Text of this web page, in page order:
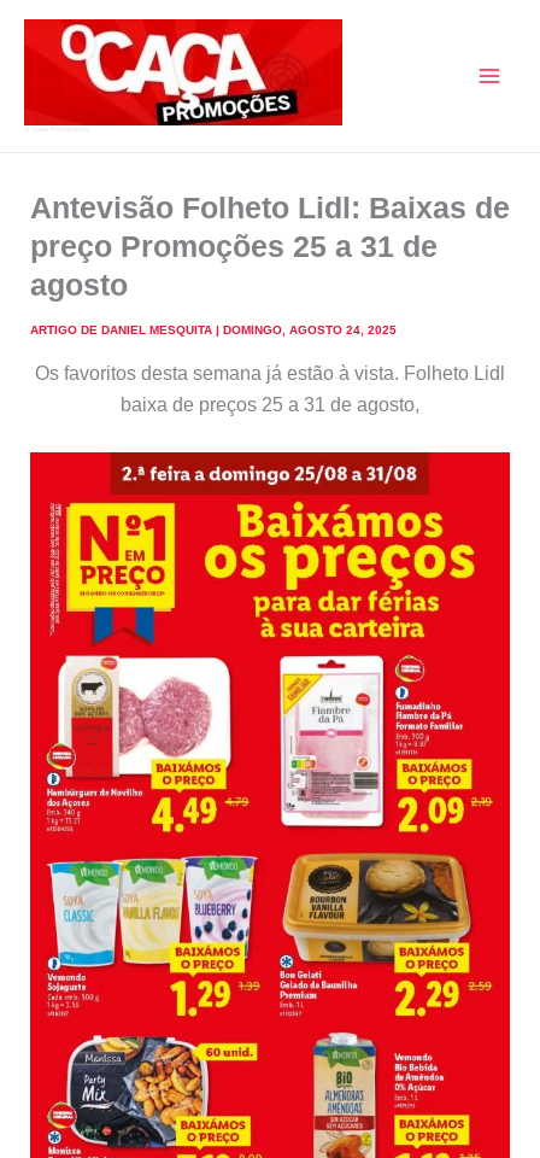
Antevisão Folheto Lidl: Baixas de
preço Promoções 25 a 31 de
agosto
ARTIGO DE DANIEL MESQUITA | DOMINGO, AGOSTO 24, 2025
Os favoritos desta semana já estão à vista. Folheto Lidl
baixa de preços 25 a 31 de agosto,